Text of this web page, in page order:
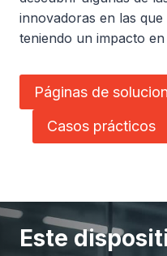
innovadoras en las
teniendo un impacto
Páginas de
Casos prácticos
Este